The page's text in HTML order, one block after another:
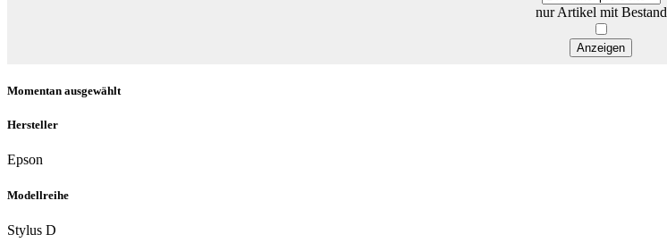
nur Artikel mit Bestand
Momentan ausgewählt
Hersteller
Epson
Modellreihe
Stylus D